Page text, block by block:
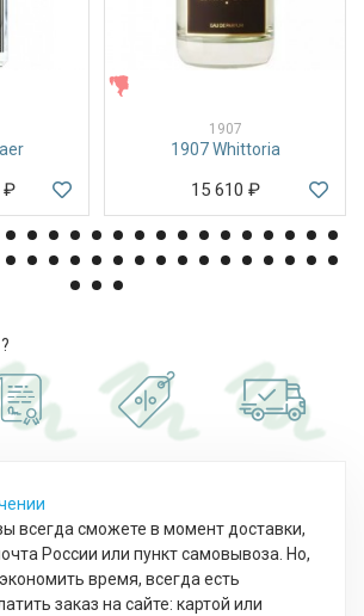
₽
1907
1907 Whittoria
15 610 ₽
всегда сможете в момент доставки,
России или пункт самовывоза. Но,
время, всегда есть
заказ на сайте: картой или